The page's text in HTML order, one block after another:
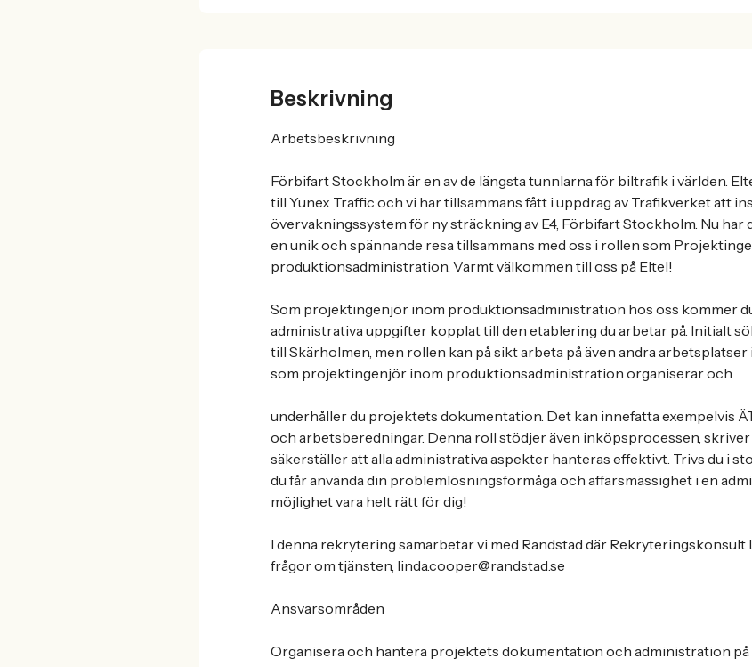
Beskrivning
Arbetsbeskrivning
Förbifart Stockholm är en av de längsta tunnlarna för biltrafik i världen.
till Yunex Traffic och vi har tillsammans fått i uppdrag av Trafikverket att
övervakningssystem för ny sträckning av E4, Förbifart Stockholm. Nu har
en unik och spännande resa tillsammans med oss i rollen som
produktionsadministration. Varmt välkommen till oss på Eltel!
Som projektingenjör inom produktionsadministration hos oss kommer
administrativa uppgifter kopplat till den etablering du arbetar på. Initialt
till Skärholmen, men rollen kan på sikt arbeta på även andra
som projektingenjör inom produktionsadministration organiserar och
underhåller du projektets dokumentation. Det kan innefatta exempelvis
och arbetsberedningar. Denna roll stödjer även inköpsprocessen,
säkerställer att alla administrativa aspekter hanteras effektivt. Trivs du i
du får använda din problemlösningsförmåga och affärsmässighet i en
möjlighet vara helt rätt för dig!
I denna rekrytering samarbetar vi med Randstad där Rekryteringskonsult
frågor om tjänsten, linda.cooper@randstad.se
Ansvarsområden
Organisera och hantera projektets dokumentation och administration